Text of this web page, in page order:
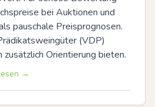
bei Auktionen und
pauschale Preisprognosen.
(VDP)
zusätzlich Orientierung bieten.
→